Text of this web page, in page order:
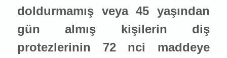
doldurmamış veya 45 yaşından
gün almış kişilerin diş
protezlerinin 72 nci maddeye